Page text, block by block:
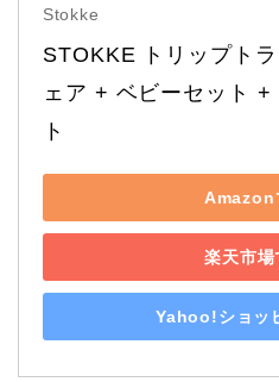
Stokke
STOKKE トリップト
ェア + ベビーセット
ト
Amazon
楽天市場
Yahoo!ショッ